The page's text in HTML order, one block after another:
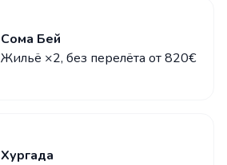
Сома Бей
Жильё ×2, без перелёта от 820€
Хургада